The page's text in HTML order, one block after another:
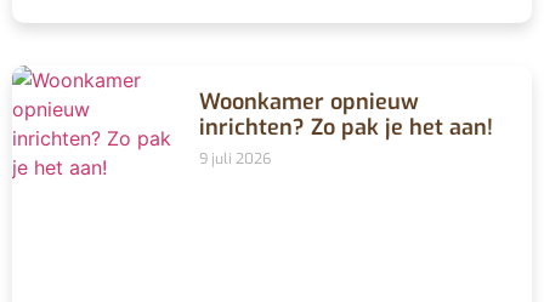
Woonkamer opnieuw
inrichten? Zo pak je het aan!
9 juli 2026